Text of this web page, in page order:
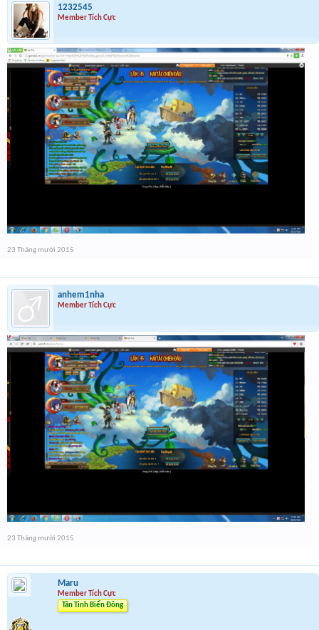
1232545
Member Tích Cực
23 Tháng mười 2015
anhem1nha
Member Tích Cực
23 Tháng mười 2015
Maru
Member Tích Cực
Tân Tinh Biển Đông